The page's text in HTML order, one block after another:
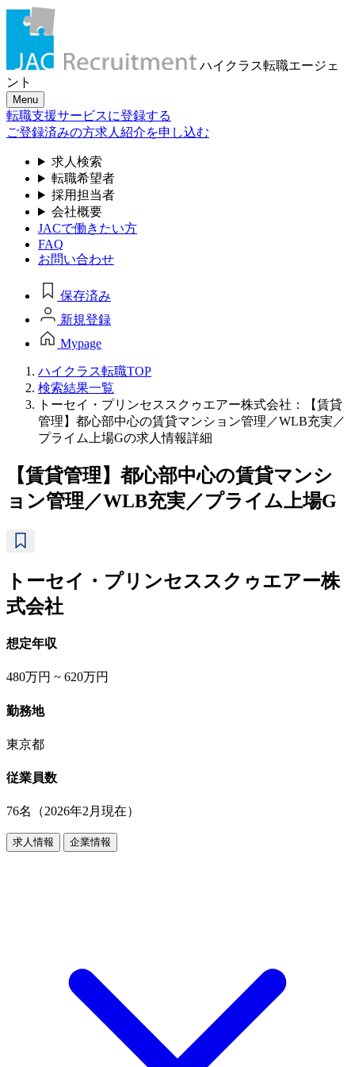
ハイクラス転職エージェ
ント
Menu
転職支援サービスに登録する
ご登録済みの方求人紹介を申し込む
求人検索
転職希望者
採用担当者
会社概要
JACで働きたい方
FAQ
お問い合わせ
保存済み
新規登録
Mypage
ハイクラス転職TOP
検索結果一覧
トーセイ・プリンセススクゥエアー株式会社：【賃貸
管理】都心部中心の賃貸マンション管理／WLB充実／
プライム上場Gの求人情報詳細
【賃貸管理】都心部中心の賃貸マンシ
ョン管理／WLB充実／プライム上場G
トーセイ・プリンセススクゥエアー株
式会社
想定年収
480万円 ~ 620万円
勤務地
東京都
従業員数
76名（2026年2月現在）
求人情報 企業情報